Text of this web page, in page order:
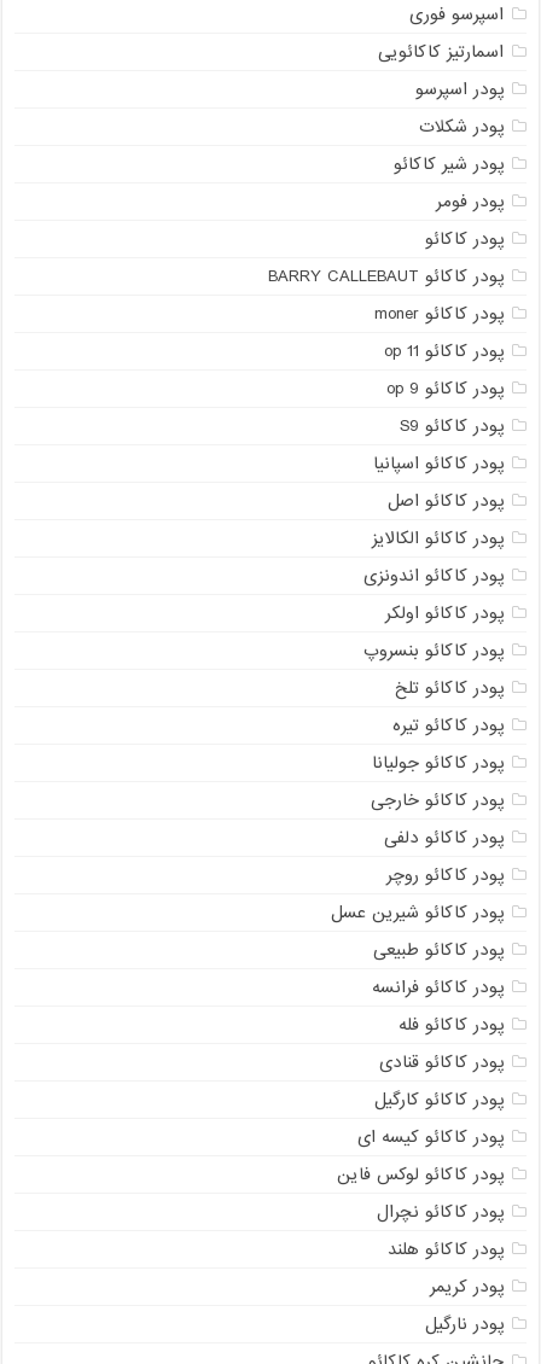
اسپرسو فوری
اسمارتیز کاکائویی
پودر اسپرسو
پودر شکلات
پودر شیر کاکائو
پودر فومر
پودر کاکائو
پودر کاکائو BARRY CALLEBAUT
پودر کاکائو moner
پودر کاکائو op 11
پودر کاکائو op 9
پودر کاکائو S9
پودر کاکائو اسپانیا
پودر کاکائو اصل
پودر کاکائو الکالایز
پودر کاکائو اندونزی
پودر کاکائو اولکر
پودر کاکائو بنسروپ
پودر کاکائو تلخ
پودر کاکائو تیره
پودر کاکائو جولیانا
پودر کاکائو خارجی
پودر کاکائو دلفی
پودر کاکائو روچر
پودر کاکائو شیرین عسل
پودر کاکائو طبیعی
پودر کاکائو فرانسه
پودر کاکائو فله
پودر کاکائو قنادی
پودر کاکائو کارگیل
پودر کاکائو کیسه ای
پودر کاکائو لوکس فاین
پودر کاکائو نچرال
پودر کاکائو هلند
پودر کریمر
پودر نارگیل